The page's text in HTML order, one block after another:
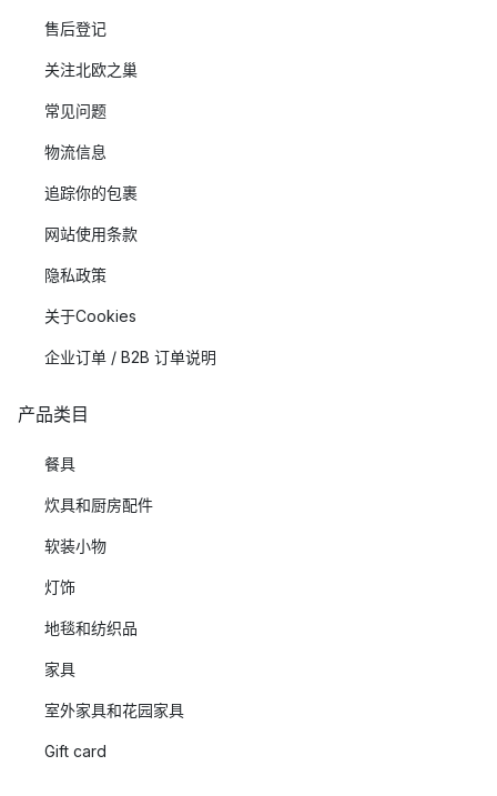
售后登记
关注北欧之巢
常见问题
物流信息
追踪你的包裹
网站使用条款
隐私政策
关于Cookies
企业订单 / B2B 订单说明
产品类目
餐具
炊具和厨房配件
软装小物
灯饰
地毯和纺织品
家具
室外家具和花园家具
Gift card